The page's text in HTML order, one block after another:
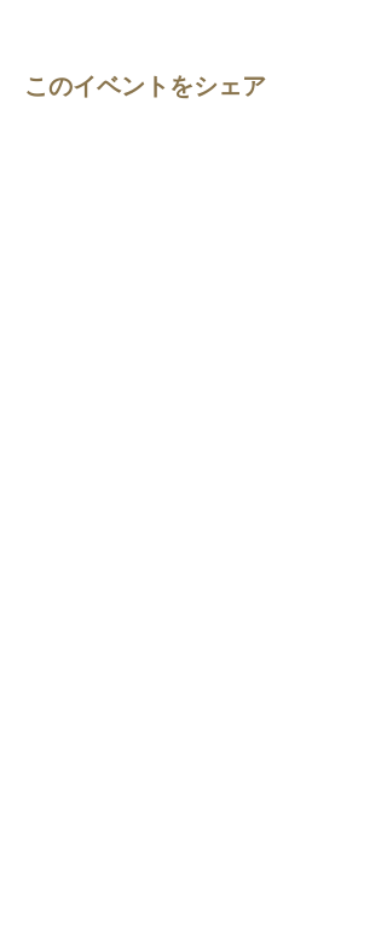
このイベントをシェア